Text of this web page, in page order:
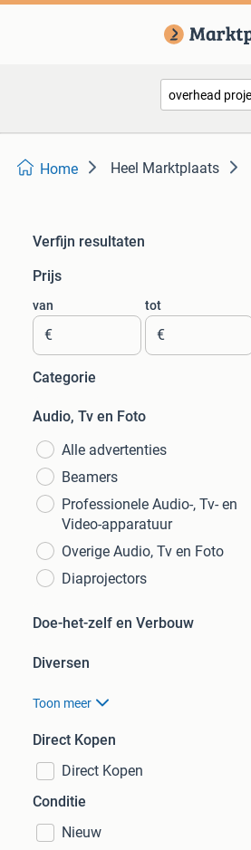
Home Heel Marktplaats
Verfijn resultaten
Prijs
van
€
tot
€
Categorie
Audio, Tv en Foto
Alle advertenties
Beamers
Professionele Audio-, Tv- en
Video-apparatuur
Overige Audio, Tv en Foto
Diaprojectors
Doe-het-zelf en Verbouw
Diversen
Toon meer
Direct Kopen
Direct Kopen
Conditie
Nieuw